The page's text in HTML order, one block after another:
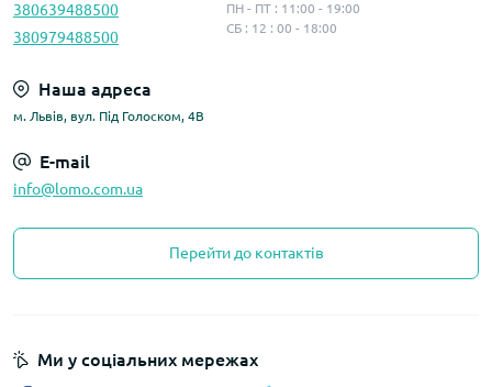
380639488500
380979488500
ПН - ПТ : 11:00 - 19:00
СБ : 12 : 00 - 18:00
Наша адреса
м. Львів, вул. Під Голоском, 4В
E-mail
info@lomo.com.ua
Перейти до контактів
Ми у соціальних мережах